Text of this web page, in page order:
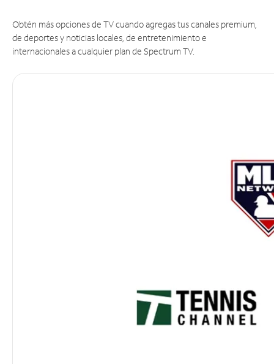
Obtén más opciones de TV cuando agregas tus canales premium,
de deportes y noticias locales, de entretenimiento e
internacionales a cualquier plan de Spectrum TV.